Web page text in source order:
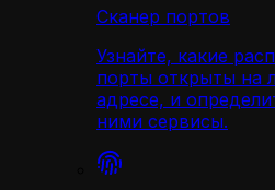
Сканер портов
Узнайте, какие
порты открыты на
адресе, и
ними сервисы.